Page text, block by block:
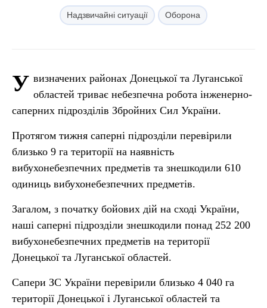
Надзвичайні ситуації Оборона
У визначених районах Донецької та Луганської
областей триває небезпечна робота інженерно-
саперних підрозділів Збройних Сил України.
Протягом тижня саперні підрозділи перевірили
близько 9 га території на наявність
вибухонебезпечних предметів та знешкодили 610
одиниць вибухонебезпечних предметів.
Загалом, з початку бойових дій на сході України,
наші саперні підрозділи знешкодили понад 252 200
вибухонебезпечних предметів на території
Донецької та Луганської областей.
Сапери ЗС України перевірили близько 4 040 га
території Донецької і Луганської областей та